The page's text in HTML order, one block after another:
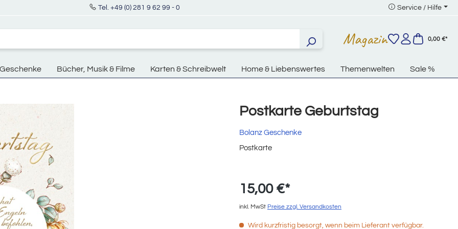
Tel. +49 (0) 281 9 62 99 - 0 Service / Hilfe
Magazin 0,00 €*
Geschenke Bücher, Musik & Filme Karten & Schreibwelt Home & Liebenswertes Themenwelten Sale %
Postkarte Geburtstag
Bolanz Geschenke
Postkarte
15,00 €*
inkl. MwSt Preise zzgl. Versandkosten
Wird kurzfristig besorgt, wenn beim Lieferant verfügbar.